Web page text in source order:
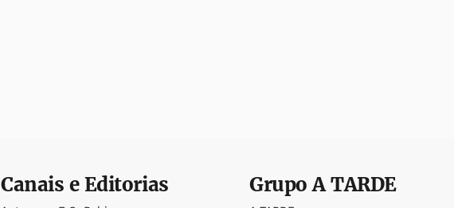
Canais e Editorias GrupoA TARDE